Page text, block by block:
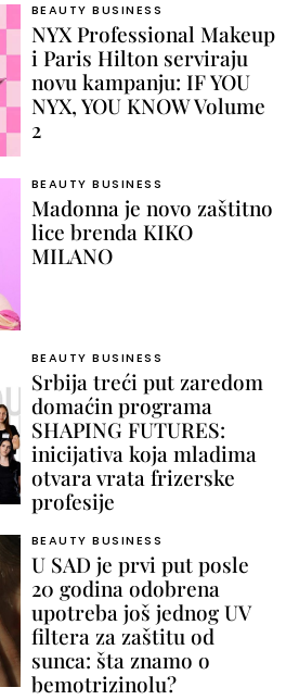
BEAUTY BUSINESS
NYX Professional Makeup
i Paris Hilton serviraju
novu kampanju: IF YOU
NYX, YOU KNOW Volume
2
BEAUTY BUSINESS
Madonna je novo zaštitno
lice brenda KIKO
MILANO
BEAUTY BUSINESS
Srbija treći put zaredom
domaćin programa
SHAPING FUTURES:
inicijativa koja mladima
otvara vrata frizerske
profesije
BEAUTY BUSINESS
U SAD je prvi put posle
20 godina odobrena
upotreba još jednog UV
filtera za zaštitu od
sunca: šta znamo o
bemotrizinolu?